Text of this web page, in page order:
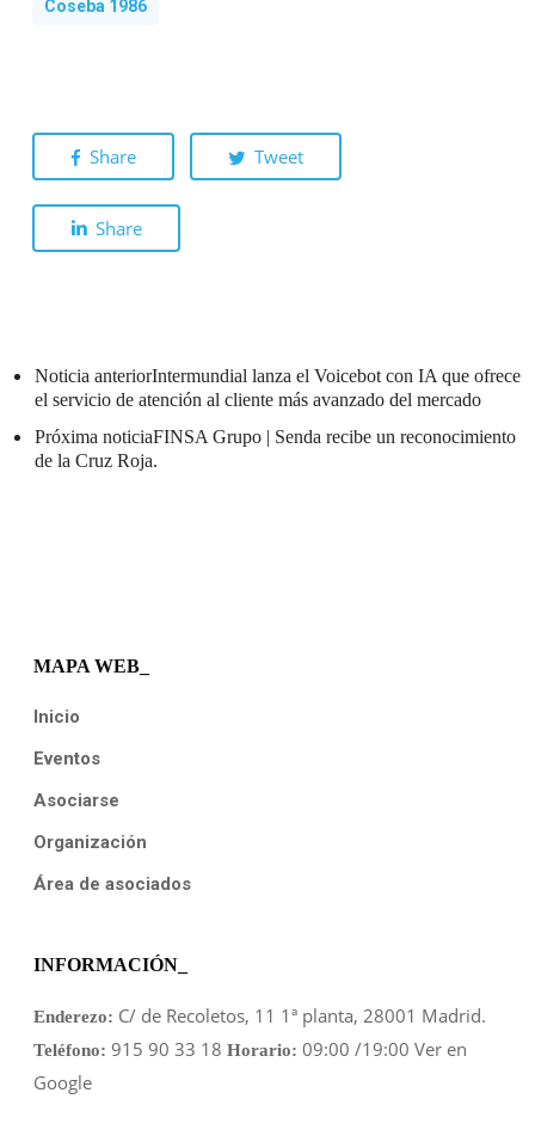
Coseba 1986
Share Tweet
Share
Noticia anteriorIntermundial lanza el Voicebot con IA que ofrece
el servicio de atención al cliente más avanzado del mercado
Próxima noticiaFINSA Grupo | Senda recibe un reconocimiento
de la Cruz Roja.
MAPA WEB_
Inicio
Eventos
Asociarse
Organización
Área de asociados
INFORMACIÓN_
Enderezo: C/ de Recoletos, 11 1ª planta, 28001 Madrid.
Teléfono: 915 90 33 18 Horario: 09:00 /19:00 Ver en
Google